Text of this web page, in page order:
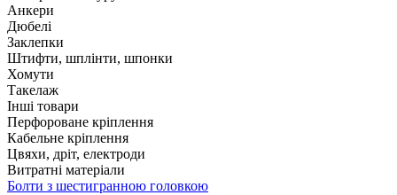
Анкери
Дюбелі
Заклепки
Штифти, шплінти, шпонки
Хомути
Такелаж
Інші товари
Перфороване кріплення
Кабельне кріплення
Цвяхи, дріт, електроди
Витратні матеріали
Болти з шестигранною головкою